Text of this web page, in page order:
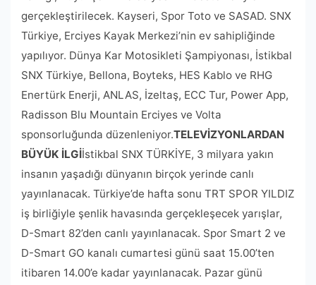
gerçekleştirilecek. Kayseri, Spor Toto ve SASAD. SNX
Türkiye, Erciyes Kayak Merkezi’nin ev sahipliğinde
yapılıyor. Dünya Kar Motosikleti Şampiyonası, İstikbal
SNX Türkiye, Bellona, ​​Boyteks, HES Kablo ve RHG
Enertürk Enerji, ANLAS, İzeltaş, ECC Tur, Power App,
Radisson Blu Mountain Erciyes ve Volta
sponsorluğunda düzenleniyor.TELEVİZYONLARDAN
BÜYÜK İLGİİstikbal SNX TÜRKİYE, 3 milyara yakın
insanın yaşadığı dünyanın birçok yerinde canlı
yayınlanacak. Türkiye’de hafta sonu TRT SPOR YILDIZ
iş birliğiyle şenlik havasında gerçekleşecek yarışlar,
D-Smart 82’den canlı yayınlanacak. Spor Smart 2 ve
D-Smart GO kanalı cumartesi günü saat 15.00’ten
itibaren 14.00’e kadar yayınlanacak. Pazar günü